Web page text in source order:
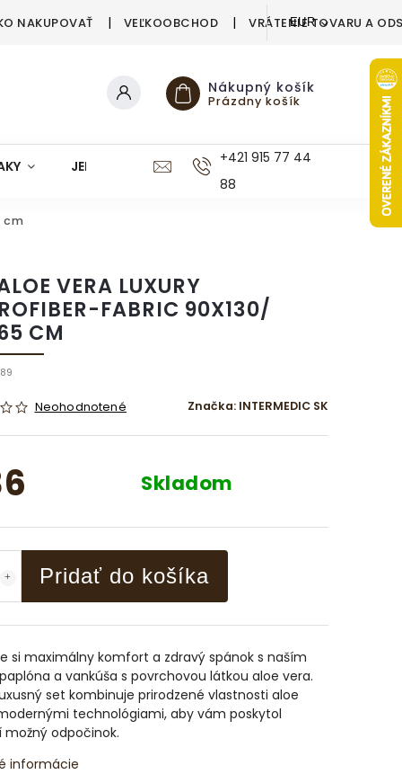
NAKUPOVAŤ VEĽKOOBCHOD VRÁTENIE TOVARU A
EUR
Nákupný košík
Prázdny košík
JEDÁLEŇ KUCHYŇA KÚPEĽŇA
+421 915 77 44
88
cm
VERA LUXURY
FABRIC 90X130/
CM
Neohodnotené Značka: INTERMEDIC SK
Skladom
Pridať do košíka
si maximálny komfort a zdravý spánok s naším
a vankúša s povrchovou látkou aloe vera.
set kombinuje prirodzené vlastnosti aloe
technológiami, aby vám poskytol
možný odpočinok.
informácie